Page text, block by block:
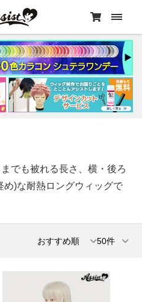
でも被れる長さ、横・後ろ
め)な耐熱ロングウィッグで